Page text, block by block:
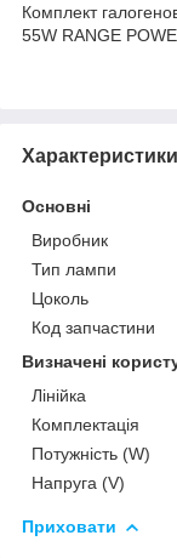
Комплект
55W RANGE
Характеристики
Основні
Виробник
Тип лампи
Цоколь
Код запчастини
Визначені
Лінійка
Комплектація
Потужність (W)
Напруга (V)
Приховати